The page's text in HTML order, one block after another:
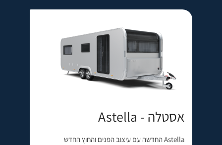
אסטלה - Astella
Astella החדשה עם עיצוב הפנים והחוץ החדש